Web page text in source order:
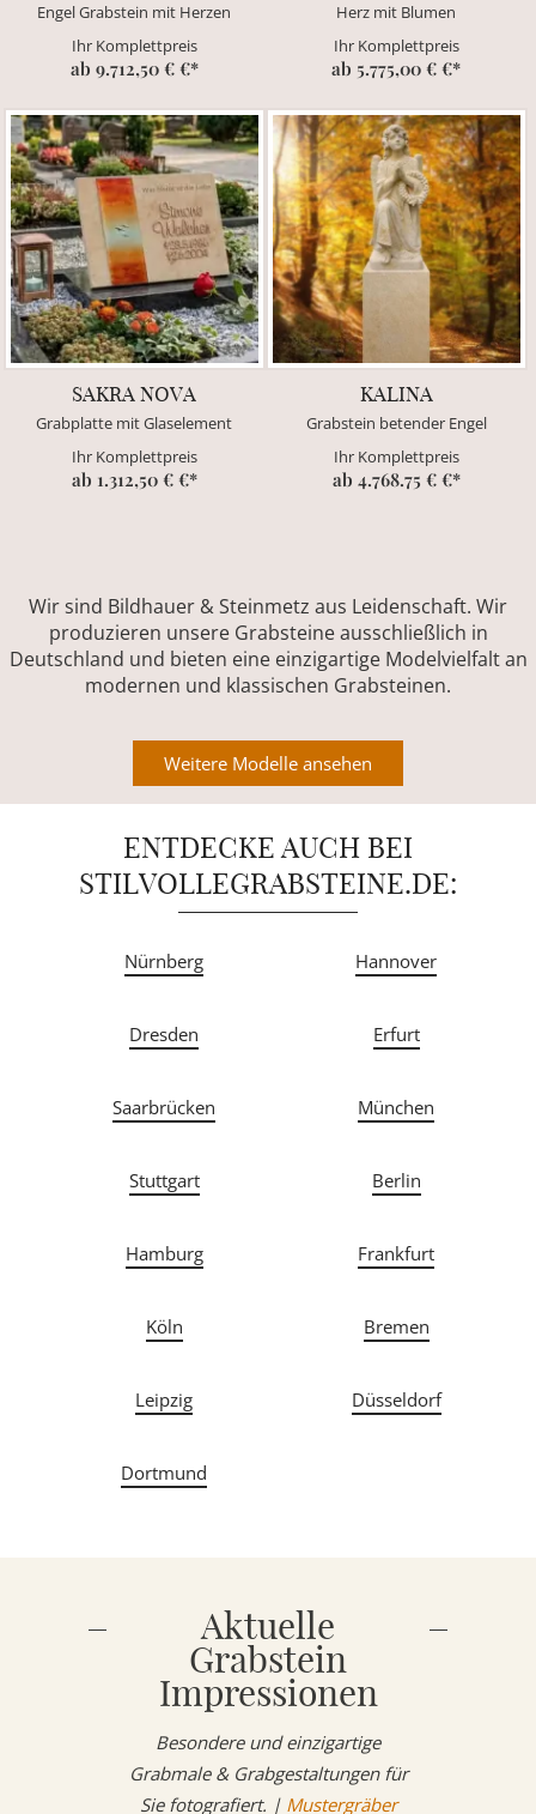
Engel Grabstein mit Herzen
Ihr Komplettpreis
ab 9.712,50 € €*
Herz mit Blumen
Ihr Komplettpreis
ab 5.775,00 € €*
SAKRA NOVA
Grabplatte mit Glaselement
Ihr Komplettpreis
ab 1.312,50 € €*
KALINA
Grabstein betender Engel
Ihr Komplettpreis
ab 4.768.75 € €*
Wir sind Bildhauer & Steinmetz aus Leidenschaft. Wir
produzieren unsere Grabsteine ausschließlich in
Deutschland und bieten eine einzigartige Modelvielfalt an
modernen und klassischen Grabsteinen.
Weitere Modelle ansehen
ENTDECKE AUCH BEI
STILVOLLEGRABSTEINE.DE:
Nürnberg Hannover
Dresden Erfurt
Saarbrücken München
Stuttgart Berlin
Hamburg Frankfurt
Köln Bremen
Leipzig Düsseldorf
Dortmund
Aktuelle
Grabstein
Impressionen
Besondere und einzigartige
Grabmale & Grabgestaltungen für
Sie fotografiert. | Mustergräber